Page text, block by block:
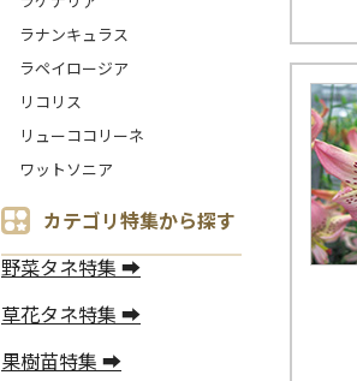
ラナンキュラス
ラペイロージア
リコリス
リューココリーネ
ワットソニア
カテゴリ特集から探す
野菜タネ特集 ➡
草花タネ特集 ➡
果樹苗特集 ➡